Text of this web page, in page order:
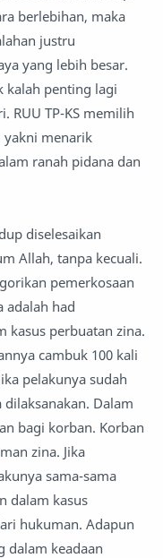
berlebihan, maka
justru
yang lebih besar.
kalah penting lagi
RUU TP-KS memilih
yakni menarik
ranah pidana dan
diselesaikan
Allah, tanpa kecuali.
pemerkosaan
adalah had
kasus perbuatan zina.
cambuk 100 kali
pelakunya sudah
Dalam
bagi korban. Korban
zina. Jika
sama-sama
dalam kasus
hukuman. Adapun
dalam keadaan